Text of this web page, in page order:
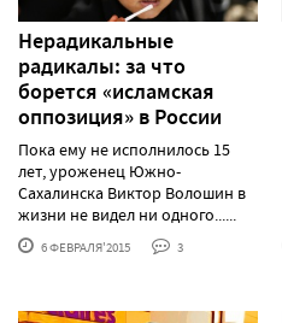
Нерадикальные
радикалы: за что
борется «исламская
оппозиция» в России
Пока ему не исполнилось 15
лет, уроженец Южно-
Сахалинска Виктор Волошин в
жизни не видел ни одного......
6 ФЕВРАЛЯ'2015 3